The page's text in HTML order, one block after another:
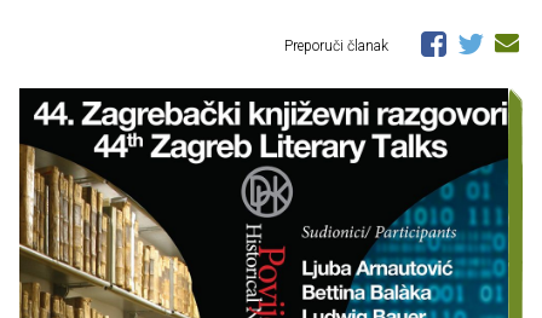
Preporuči članak